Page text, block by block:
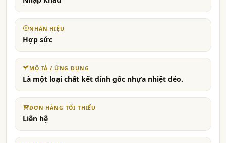
NHÃN HIỆU
Hợp sức
MÔ TẢ / ỨNG DỤNG
Là một loại chất kết dính gốc nhựa nhiệt dẻo.
ĐƠN HÀNG TỐI THIỂU
Liên hệ